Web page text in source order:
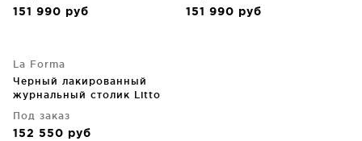
151 990 руб 151 990 руб
La Forma
Черный лакированный
журнальный столик Litto
Под заказ
152 550 руб